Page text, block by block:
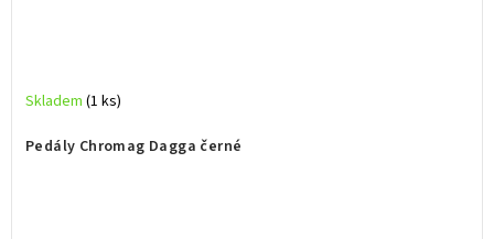
Pedály Chromag Dagga černé
Skladem (1 ks)